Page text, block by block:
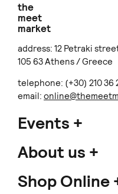
the
meet
market
address: 12 Petraki
105 63 Athens / Greece
telephone: (+30) 210 36
email:
Events
About us
Shop Online